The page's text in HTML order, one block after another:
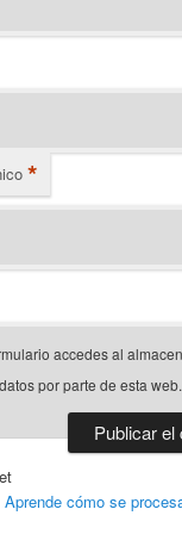
*
accedes al
por parte de esta
Aprende cómo se